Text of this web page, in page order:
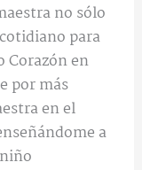
no sólo
para
Corazón en
por más
en el
a